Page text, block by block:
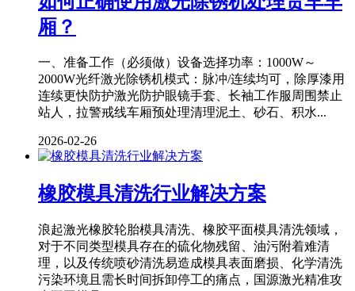
厢？
一、准备工作（必须做）设备选择功率：1000W～
2000W光纤激光除锈机模式：脉冲/连续均可，除厚漆用
连续更快防护激光防护眼镜手套、长袖工作服周围禁止
站人，拉警戒线车厢预处理清理泥土、砂石、积水...
2026-02-26
橡胶模具清洗行业解决方案
浪起激光橡胶轮胎模具清洗、橡胶平面模具清洗领域，
对于不同类型模具存在的硫化物残留、油污附着难清
理，以及传统喷砂清洗易造成模具表面磨损、化学清洗
污染环境且需长时间拆卸停工的痛点，国源激光精准攻